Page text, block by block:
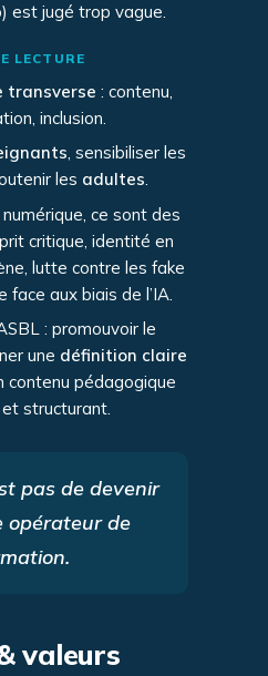
est jugé trop vague.
LECTURE
transverse : contenu,
inclusion.
, sensibiliser les
les adultes.
ce sont des
critique, identité en
lutte contre les fake
face aux biais de l’IA.
: promouvoir le
une définition claire
contenu pédagogique
structurant.
pas de devenir
opérateur de
valeurs